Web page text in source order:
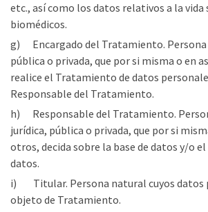
etc., así como los datos relativos a la vida
biomédicos.
g) Encargado del Tratamiento. Persona
pública o privada, que por si misma o en
realice el Tratamiento de datos
Responsable del Tratamiento.
h) Responsable del Tratamiento.
jurídica, pública o privada, que por si
otros, decida sobre la base de datos y/o
datos.
i) Titular. Persona natural cuyos datos
objeto de Tratamiento.